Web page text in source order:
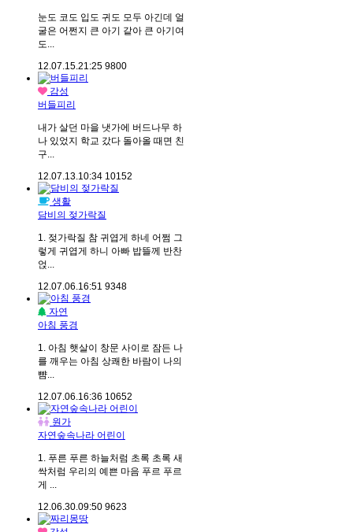
눈도 코도 입도 귀도 모두 아긴데 얼
굴은 어쩐지 큰 아기 같아 큰 아기여
도...
12.07.15.21:25 9800
감성
버들피리
내가 살던 마을 냇가에 버드나무 하
나 있었지 학교 갔다 돌아올 때면 친
구...
12.07.13.10:34 10152
생활
담비의 젖가락질
1. 젖가락질 참 귀엽게 하네 어쩜 그
렇게 귀엽게 하니 아빠 밥뜰께 반찬
얹...
12.07.06.16:51 9348
자연
아침 풍경
1. 아침 햇살이 창문 사이로 잠든 나
를 깨우는 아침 상쾌한 바람이 나의
뺨...
12.07.06.16:36 10652
원가
자연숲속나라 어린이
1. 푸른 푸른 하늘처럼 초록 초록 새
싹처럼 우리의 예쁜 마음 푸르 푸르
게 ...
12.06.30.09:50 9623